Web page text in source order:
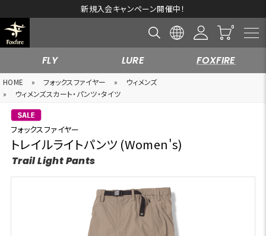
新規入会キャンペーン開催中！
FLY LURE FOXFIRE
HOME » フォックスファイヤー »
ウィメンズ
»
ウィメンズスカート・パンツ・タイツ
フォックスファイヤー
トレイルライトパンツ (Women's)
Trail Light Pants